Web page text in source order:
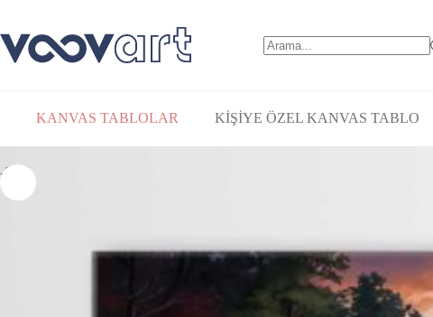
Gün Batımında Orman Manzarası Dekoratif Kanvas Tablo – VOOV3175
KANVAS TABLOLAR KİŞİYE ÖZEL KANVAS TABLO
-26%